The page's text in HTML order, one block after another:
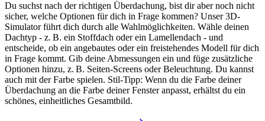
Du suchst nach der richtigen Überdachung, bist dir aber noch nicht
sicher, welche Optionen für dich in Frage kommen? Unser 3D-
Simulator führt dich durch alle Wahlmöglichkeiten. Wähle deinen
Dachtyp - z. B. ein Stoffdach oder ein Lamellendach - und
entscheide, ob ein angebautes oder ein freistehendes Modell für dich
in Frage kommt. Gib deine Abmessungen ein und füge zusätzliche
Optionen hinzu, z. B. Seiten-Screens oder Beleuchtung. Du kannst
auch mit der Farbe spielen. Stil-Tipp: Wenn du die Farbe deiner
Überdachung an die Farbe deiner Fenster anpasst, erhältst du ein
schönes, einheitliches Gesamtbild.